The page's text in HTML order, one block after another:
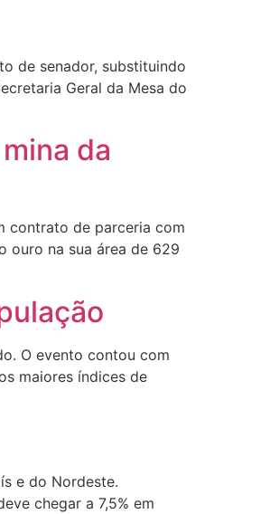
de senador, substituindo
Geral da Mesa do
da
contrato de parceria com
ouro na sua área de 629
O evento contou com
maiores índices de
e do Nordeste.
chegar a 7,5% em